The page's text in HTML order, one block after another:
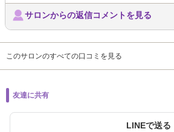
サロンからの返信コメントを見る
このサロンのすべての口コミを見る
友達に共有
LINEで送る